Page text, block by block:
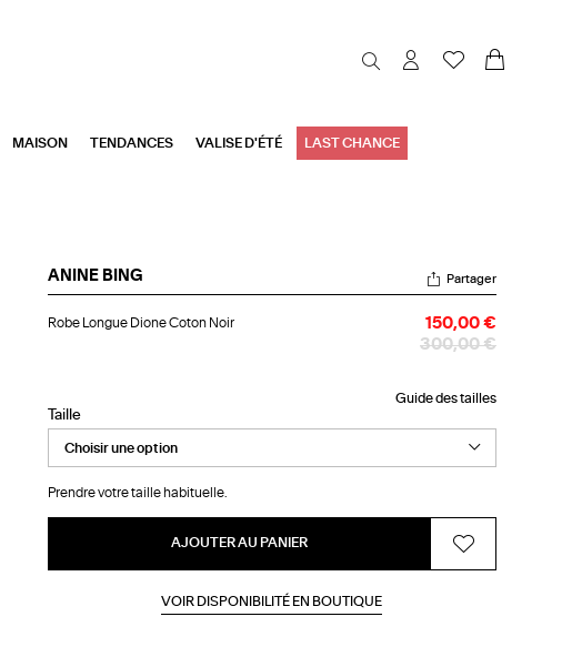
MAISON TENDANCES VALISE D'ÉTÉ LAST CHANCE
ANINE BING
Longue
Partager
Robe Longue Dione Coton Noir
300,00 €
150,00 €
Guide des tailles
Taille
Prendre votre taille habituelle.
AJOUTER AU PANIER
VOIR DISPONIBILITÉ EN BOUTIQUE